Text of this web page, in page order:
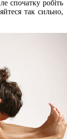
спочатку робіть
так сильно,